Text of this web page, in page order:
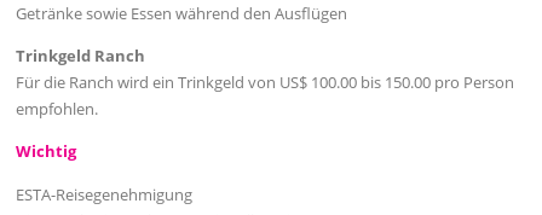
Getränke sowie Essen während den Ausflügen
Trinkgeld Ranch
Für die Ranch wird ein Trinkgeld von US$ 100.00 bis 150.00 pro Person
empfohlen.
Wichtig
ESTA-Reisegenehmigung